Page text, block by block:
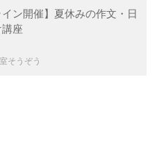
イン開催】夏休みの作文・日
座
そうぞう